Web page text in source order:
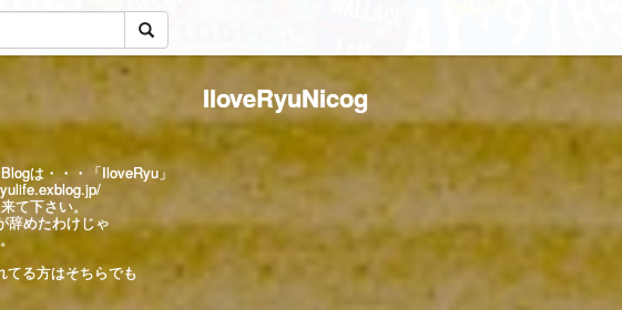
IloveRyuNicog
は・・・「IloveRyu」
て下さい。
辞めたわけじゃ
てる方はそちらでも